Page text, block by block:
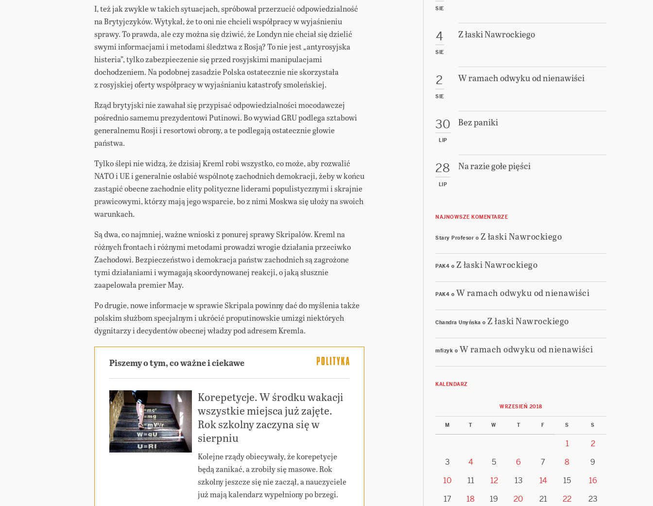
I, też jak zwykle w takich sytuacjach, spróbował przerzucić odpowiedzialność
na Brytyjczyków. Wytykał, że to oni nie chcieli współpracy w wyjaśnieniu
sprawy. To prawda, ale czy można się dziwić, że Londyn nie chciał się dzielić
swymi informacjami i metodami śledztwa z Rosją? To nie jest „antyrosyjska
histeria”, tylko zabezpieczenie się przed rosyjskimi manipulacjami
dochodzeniem. Na podobnej zasadzie Polska ostatecznie nie skorzystała
z rosyjskiej oferty współpracy w wyjaśnianiu katastrofy smoleńskiej.
Rząd brytyjski nie zawahał się przypisać odpowiedzialności mocodawczej
pośrednio samemu prezydentowi Putinowi. Bo wywiad GRU podlega sztabowi
generalnemu Rosji i resortowi obrony, a te podlegają ostatecznie głowie
państwa.
Tylko ślepi nie widzą, że dzisiaj Kreml robi wszystko, co może, aby rozwalić
NATO i UE i generalnie osłabić wspólnotę zachodnich demokracji, żeby w końcu
zastąpić obecne zachodnie elity polityczne liderami populistycznymi i skrajnie
prawicowymi, którzy mają jego wsparcie, bo z nimi Moskwa się ułoży na swoich
warunkach.
Są dwa, co najmniej, ważne wnioski z ponurej sprawy Skripalów. Kreml na
różnych frontach i różnymi metodami prowadzi wrogie działania przeciwko
Zachodowi. Bezpieczeństwo i demokracja państw zachodnich są zagrożone
tymi działaniami i wymagają skoordynowanej reakcji, o jaką słusznie
zaapelowała premier May.
Po drugie, nowe informacje w sprawie Skripala powinny dać do myślenia także
polskim służbom specjalnym i ukrócić proputinowskie umizgi niektórych
dygnitarzy i decydentów obecnej władzy pod adresem Kremla.
Piszemy o tym, co ważne i ciekawe
Korepetycje. W środku wakacji
wszystkie miejsca już zajęte.
Rok szkolny zaczyna się w
sierpniu
Kolejne rządy obiecywały, że korepetycje
będą zanikać, a zrobiły się masowe. Rok
szkolny jeszcze się nie zaczął, a nauczyciele
już mają kalendarz wypełniony po brzegi.
SIE
4
SIE
Z łaski Nawrockiego
2
SIE
W ramach odwyku od nienawiści
30
LIP
Bez paniki
28
LIP
Na razie gołe pięści
NAJNOWSZE KOMENTARZE
Stary Profesor o Z łaski Nawrockiego
PAK4 o Z łaski Nawrockiego
PAK4 o W ramach odwyku od nienawiści
Chandra Unyńska o Z łaski Nawrockiego
mfizyk o W ramach odwyku od nienawiści
KALENDARZ
WRZESIEŃ 2018
M T W T F S S
1
2
3
4 5 6 7 8
9
10
11 12 13 14 15
16
17
18 19 20 21 22
23